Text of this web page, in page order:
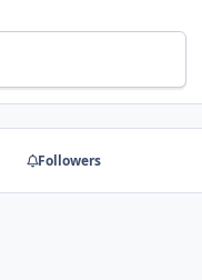
Followers